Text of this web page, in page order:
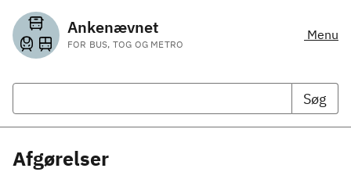
Ankenævnet
FOR BUS, TOG OG METRO
Menu
Søg
Afgørelser